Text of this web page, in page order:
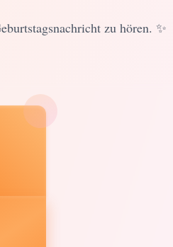
zu hören. ✨